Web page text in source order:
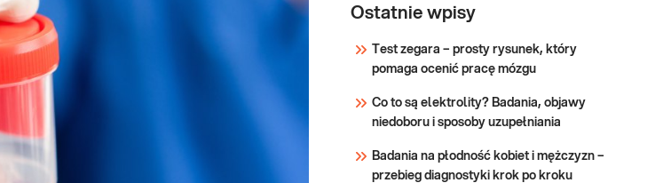
uszkodzeniem tkanek
przepuszczalności błon
komórkowych m.in.
rozrostowych k
krwi
Podstawowe badanie krwi
krwinek: czerwonych, białych
(w 5 frakcjach) oraz płytek
infekcji, stanów zapalnych,
niedokrwistości i innych
diagnosty
Sprawdź
Ostatnie wpisy
Test zegara – prosty rysunek, który
pomaga ocenić pracę mózgu
Co to są elektrolity? Badania, objawy
niedoboru i sposoby uzupełniania
Badania na płodność kobiet i mężczyzn –
przebieg diagnostyki krok po kroku